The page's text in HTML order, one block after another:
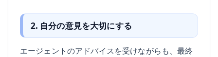
2. 自分の意見を大切にする
エージェントのアドバイスを受けながらも、最終